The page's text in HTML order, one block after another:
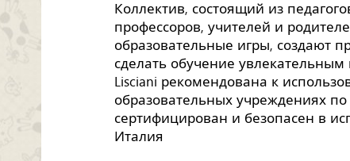
Коллектив, состоящий из
профессоров, учителей и
образовательные игры, создают
сделать обучение
Lisciani рекомендована к
образовательных учреждениях
сертифицирован и безопасен в
Италия